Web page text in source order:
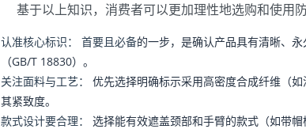
基于以上知识，消费者可以更加理性地选购和使用防
认准核心标识： 首要且必备的一步，是确认产品具有清晰、
（GB/T 18830）。
关注面料与工艺：
优先选择明确标示采用高密度合成纤维（
其紧致度。
款式设计要合理：
选择能有效遮盖颈部和手臂的款式（如带